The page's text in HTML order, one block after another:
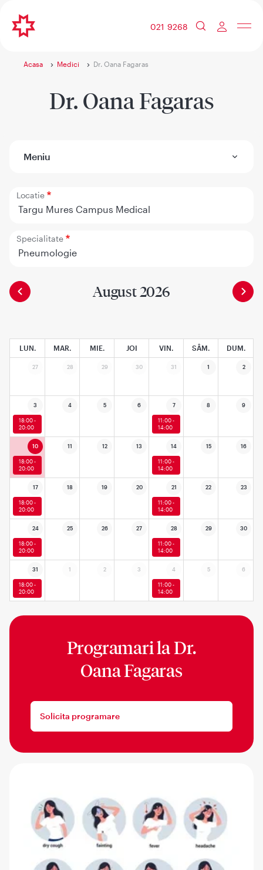
021 9268
Acasa Medici Dr. Oana Fagaras
Dr. Oana Fagaras
Meniu
Locatie
Targu Mures Campus Medical
Specialitate
Pneumologie
August 2026
LUN. MAR. MIE. JOI VIN. SÂM. DUM.
27 28 29 30 31 1 2
3 4 5 6 7 8 9
18:00 -
20:00
11:00 -
14:00
10 11 12 13 14 15 16
18:00 -
20:00
11:00 -
14:00
17 18 19 20 21 22 23
18:00 -
20:00
11:00 -
14:00
24 25 26 27 28 29 30
18:00 -
20:00
11:00 -
14:00
31 1 2 3 4 5 6
18:00 -
20:00
11:00 -
14:00
Programari laDr.
Oana Fagaras
Solicita programare